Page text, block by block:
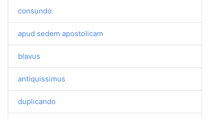
consundo
apud sedem apostolicam
blavus
antiquissimus
duplicando